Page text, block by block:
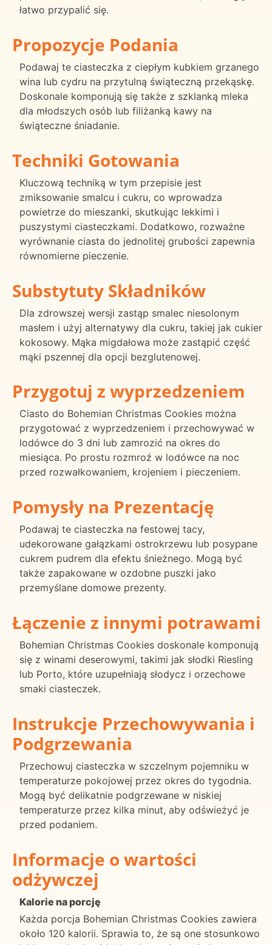
łatwo przypalić się.
Propozycje Podania
Podawaj te ciasteczka z ciepłym kubkiem grzanego
wina lub cydru na przytulną świąteczną przekąskę.
Doskonale komponują się także z szklanką mleka
dla młodszych osób lub filiżanką kawy na
świąteczne śniadanie.
Techniki Gotowania
Kluczową techniką w tym przepisie jest
zmiksowanie smalcu i cukru, co wprowadza
powietrze do mieszanki, skutkując lekkimi i
puszystymi ciasteczkami. Dodatkowo, rozważne
wyrównanie ciasta do jednolitej grubości zapewnia
równomierne pieczenie.
Substytuty Składników
Dla zdrowszej wersji zastąp smalec niesolonym
masłem i użyj alternatywy dla cukru, takiej jak cukier
kokosowy. Mąka migdałowa może zastąpić część
mąki pszennej dla opcji bezglutenowej.
Przygotuj z wyprzedzeniem
Ciasto do Bohemian Christmas Cookies można
przygotować z wyprzedzeniem i przechowywać w
lodówce do 3 dni lub zamrozić na okres do
miesiąca. Po prostu rozmroź w lodówce na noc
przed rozwałkowaniem, krojeniem i pieczeniem.
Pomysły na Prezentację
Podawaj te ciasteczka na festowej tacy,
udekorowane gałązkami ostrokrzewu lub posypane
cukrem pudrem dla efektu śnieżnego. Mogą być
także zapakowane w ozdobne puszki jako
przemyślane domowe prezenty.
Łączenie z innymi potrawami
Bohemian Christmas Cookies doskonale komponują
się z winami deserowymi, takimi jak słodki Riesling
lub Porto, które uzupełniają słodycz i orzechowe
smaki ciasteczek.
Instrukcje Przechowywania i
Podgrzewania
Przechowuj ciasteczka w szczelnym pojemniku w
temperaturze pokojowej przez okres do tygodnia.
Mogą być delikatnie podgrzewane w niskiej
temperaturze przez kilka minut, aby odświeżyć je
przed podaniem.
Informacje o wartości
odżywczej
Kalorie na porcję
Każda porcja Bohemian Christmas Cookies zawiera
około 120 kalorii. Sprawia to, że są one stosunkowo